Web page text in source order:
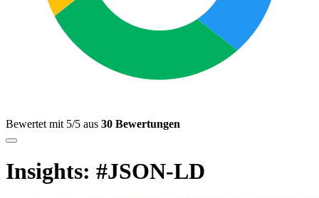
Bewertet mit 5/5 aus 30 Bewertungen
Insights: #JSON-LD